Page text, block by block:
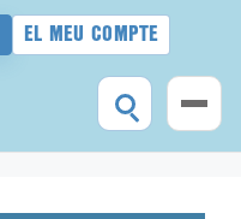
EL MEU COMPTE